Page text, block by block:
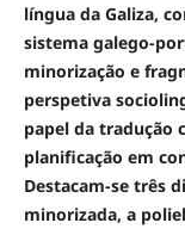
língua da Galiza,
sistema galego-
minorização e
perspetiva
papel da tradução
planificação em
Destacam-se três
minorizada, a